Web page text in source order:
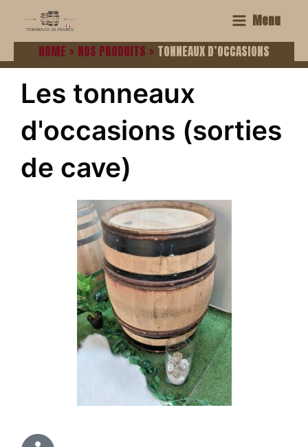
Menu
HOME
NOS PRODUITS TONNEAUX D’OCCASIONS
Les tonneaux
d'occasions (sorties
de cave)